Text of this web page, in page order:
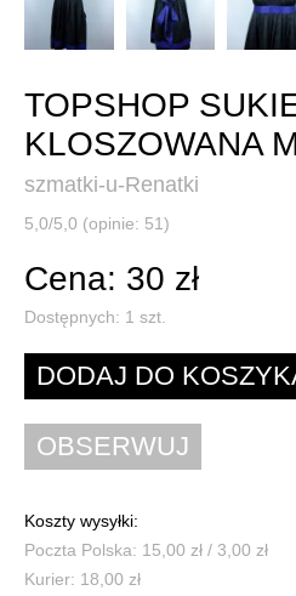
TOPSHOP
KLOSZOWANA
szmatki-u-Renatki
5,0/5,0 (opinie: 51)
Cena: 30 zł
Dostępnych: 1 szt.
Koszty wysyłki:
Poczta Polska: 15,00 zł / 3,00 zł
Kurier: 18,00 zł